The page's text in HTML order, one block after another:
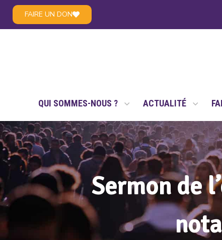
FAIRE UN DON
QUI SOMMES-NOUS ? ACTUALITÉ
LE RÉSEAU NSAE
Sermon de